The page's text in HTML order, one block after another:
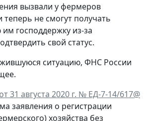
вызвали у фермеров
теперь не смогут получать
господдержку из-за
свой статус.
ситуацию, ФНС России
31 августа 2020 г. № ЕД-7-14/617@
заявления о регистрации
хозяйства без